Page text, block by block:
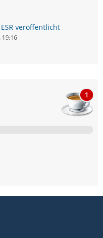
veröffentlicht
19:16
1